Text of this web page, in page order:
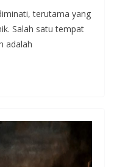
terutama yang
Salah satu tempat
adalah